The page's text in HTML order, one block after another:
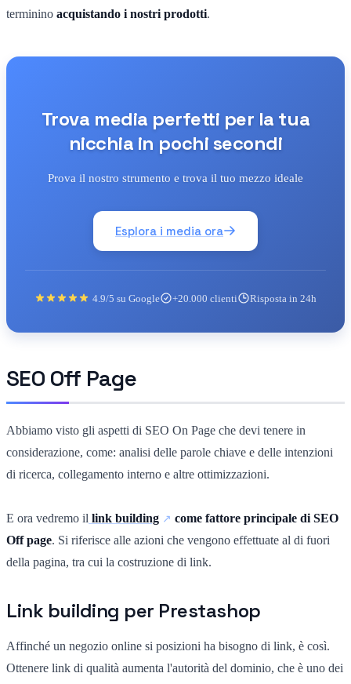
terminino acquistando i nostri prodotti.
Trova media perfetti per la tua
nicchia in pochi secondi
Prova il nostro strumento e trova il tuo mezzo ideale
Esplora i media ora
4.9/5 su Google +20.000 clienti Risposta in 24h
SEO Off Page
Abbiamo visto gli aspetti di SEO On Page che devi tenere in
considerazione, come: analisi delle parole chiave e delle intenzioni
di ricerca, collegamento interno e altre ottimizzazioni.
E ora vedremo il link building
come fattore principale di SEO
Off page. Si riferisce alle azioni che vengono effettuate al di fuori
della pagina, tra cui la costruzione di link.
Link building per Prestashop
Affinché un negozio online si posizioni ha bisogno di link, è così.
Ottenere link di qualità aumenta l'autorità del dominio, che è uno dei